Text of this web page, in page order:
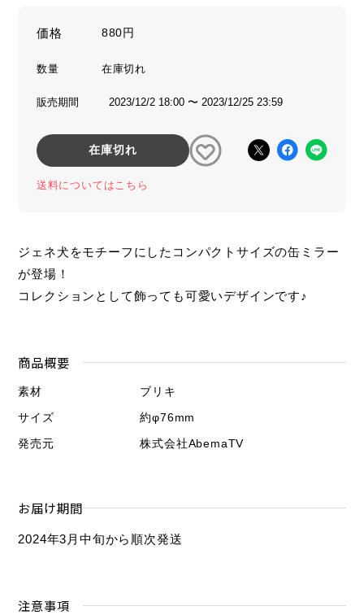
価格 880円
数量
販売期間 2023/12/2 18:00 〜 2023/12/25 23:59
在庫切れ
送料についてはこちら
ジェネ犬をモチーフにしたコンパクトサイズの缶ミラー
が登場！
コレクションとして飾っても可愛いデザインです♪
商品概要
素材
ブリキ
サイズ
約φ76mm
発売元
株式会社AbemaTV
お届け期間
2024年3月中旬から順次発送
注意事項